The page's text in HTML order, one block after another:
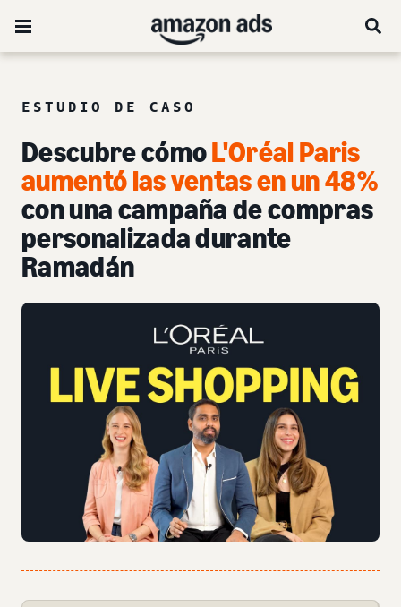
ESTUDIO DE CASO
Descubre cómoL'Oréal Paris
aumentó las ventas en un 48%
con una campaña de compras
personalizada durante
Ramadán